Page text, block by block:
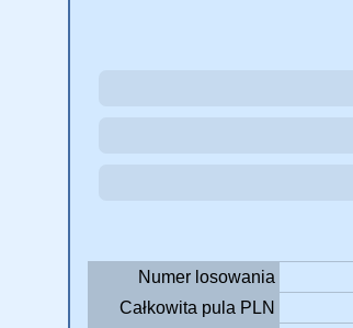
Numer losowania
Całkowita pula PLN